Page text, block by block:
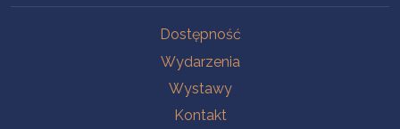
Dostępność
Wydarzenia
Wystawy
Kontakt